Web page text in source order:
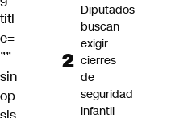
titl
e=
””
sin
op
Diputados
buscan
exigir
cierres
de
seguridad
infantil